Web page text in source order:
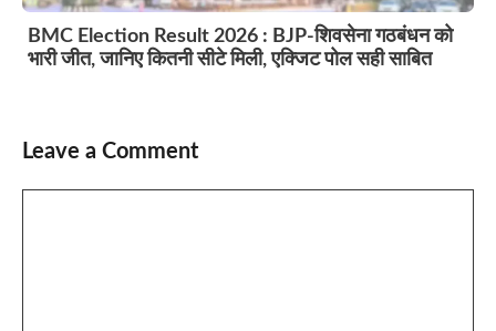
BMC Election Result 2026 : BJP-शिवसेना गठबंधन को
भारी जीत, जानिए कितनी सीटे मिली, एक्जिट पोल सही साबित
Leave a Comment